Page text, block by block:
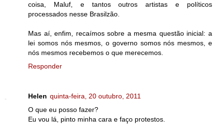
coisa, Maluf, e tantos outros artistas e políticos
processados nesse Brasilzão.
Mas aí, enfim, recaímos sobre a mesma questão inicial: a
lei somos nós mesmos, o governo somos nós mesmos, e
nós mesmos recebemos o que merecemos.
Responder
Helen quinta-feira, 20 outubro, 2011
O que eu posso fazer?
Eu vou lá, pinto minha cara e faço protestos.